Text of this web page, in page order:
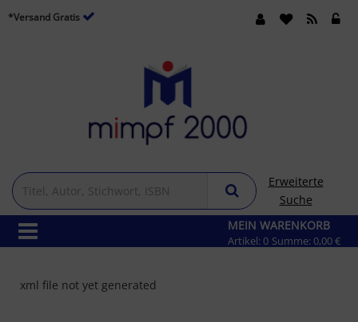
*Versand Gratis
Erweiterte
Suche
MEIN WARENKORB
Artikel: 0 Summe: 0,00 €
xml file not yet generated